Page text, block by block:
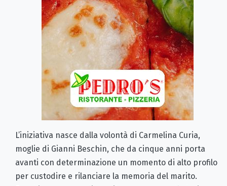
L’iniziativa nasce dalla volontà di Carmelina Curia,
moglie di Gianni Beschin, che da cinque anni porta
avanti con determinazione un momento di alto profilo
per custodire e rilanciare la memoria del marito.